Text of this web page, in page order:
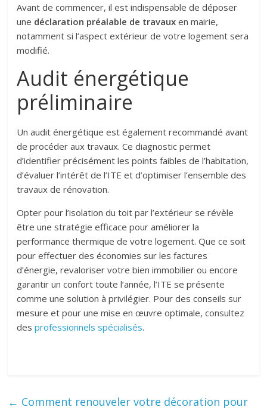
Avant de commencer, il est indispensable de déposer
une déclaration préalable de travaux en mairie,
notamment si l’aspect extérieur de votre logement sera
modifié.
Audit énergétique
préliminaire
Un audit énergétique est également recommandé avant
de procéder aux travaux. Ce diagnostic permet
d’identifier précisément les points faibles de l’habitation,
d’évaluer l’intérêt de l’ITE et d’optimiser l’ensemble des
travaux de rénovation.
Opter pour l’isolation du toit par l’extérieur se révèle
être une stratégie efficace pour améliorer la
performance thermique de votre logement. Que ce soit
pour effectuer des économies sur les factures
d’énergie, revaloriser votre bien immobilier ou encore
garantir un confort toute l’année, l’ITE se présente
comme une solution à privilégier. Pour des conseils sur
mesure et pour une mise en œuvre optimale, consultez
desprofessionnels spécialisés.
← Comment renouveler votre décoration pour